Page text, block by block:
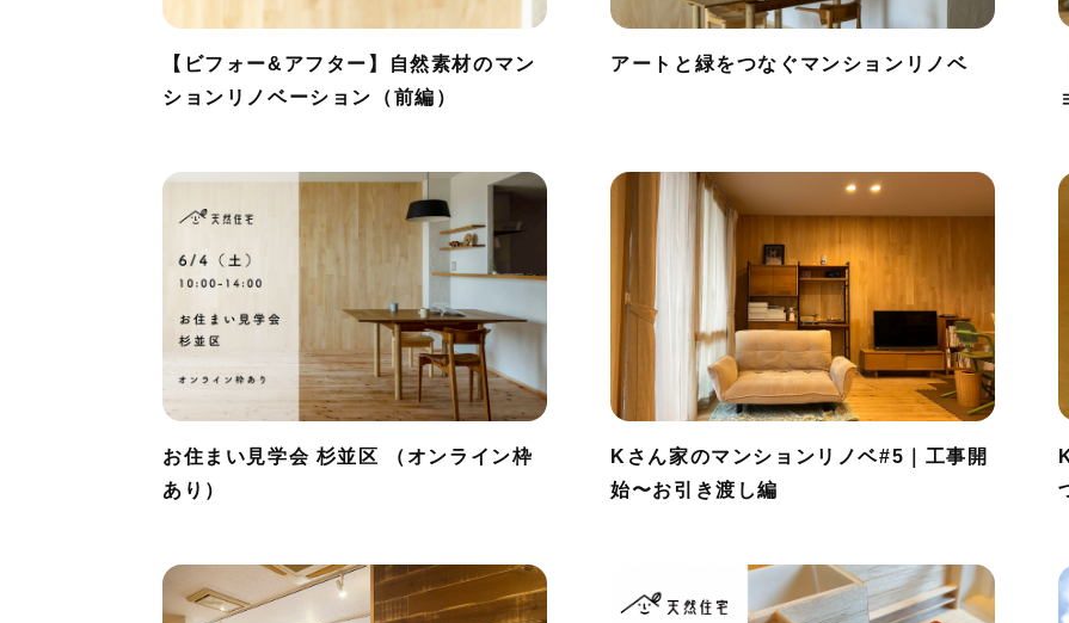
【ビフォー&アフター】自然素材のマン
ションリノベーション（前編）
アートと緑をつなぐマンションリノベ
お住まい見学会 杉並区 （オンライン枠
あり）
Kさん家のマンションリノベ#5｜工事開
始〜お引き渡し編